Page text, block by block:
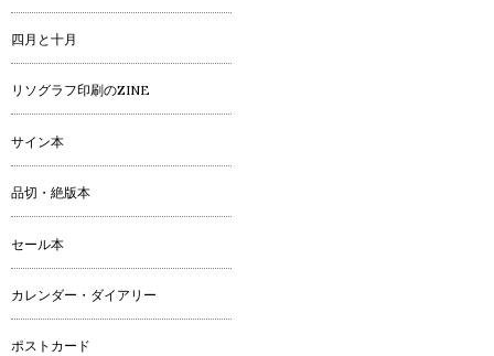
四月と十月
リソグラフ印刷のZINE
サイン本
品切・絶版本
セール本
カレンダー・ダイアリー
ポストカード